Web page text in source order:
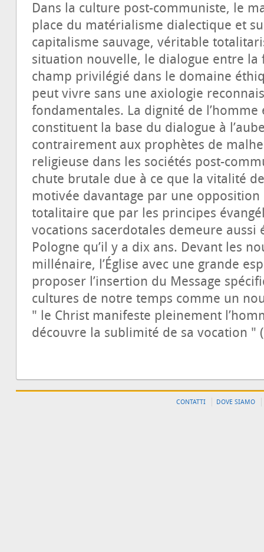
Dans la culture post-communiste, le
place du matérialisme dialectique et
capitalisme sauvage, véritable
situation nouvelle, le dialogue entre
champ privilégié dans le domaine
peut vivre sans une axiologie
fondamentales. La dignité de
constituent la base du dialogue à
contrairement aux prophètes de
religieuse dans les sociétés post-
chute brutale due à ce que la vitalité
motivée davantage par une
totalitaire que par les principes
vocations sacerdotales demeure aussi
Pologne qu’il y a dix ans. Devant les
millénaire, l’Église avec une grande
proposer l’insertion du Message
cultures de notre temps comme un
" le Christ manifeste pleinement
découvre la sublimité de sa vocation " (
CONTATTI DOVE SIAMO